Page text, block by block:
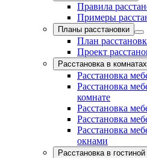
Правила
Примеры
Планы расстановки
План
Проект
Расстановка в комнатах
Расстановка
Расстановка
комнате
Расстановка
Расстановка
Расстановка
окнами
Расстановка в гостиной